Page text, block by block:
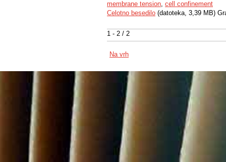
1 - 2 / 2
membrane tension, cell confinement
Celotno besedilo (datoteka, 3,39 MB)
Na vrh